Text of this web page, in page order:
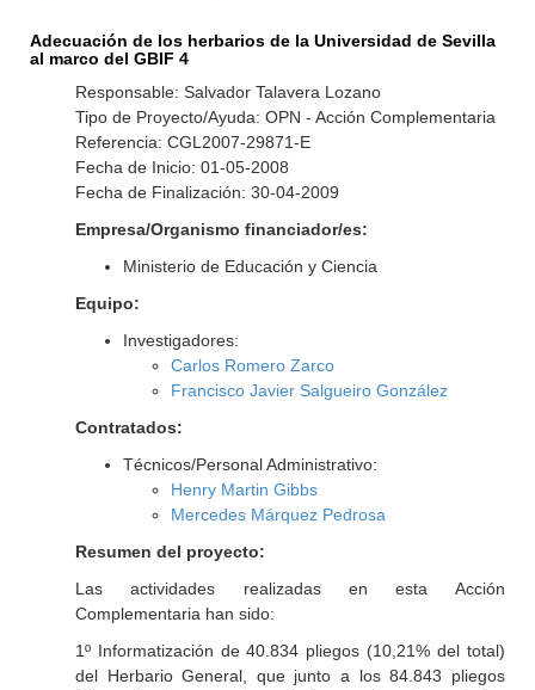
Adecuación de los herbarios de la Universidad de Sevilla
al marco del GBIF 4
Responsable: Salvador Talavera Lozano
Tipo de Proyecto/Ayuda: OPN - Acción Complementaria
Referencia: CGL2007-29871-E
Fecha de Inicio: 01-05-2008
Fecha de Finalización: 30-04-2009
Empresa/Organismo financiador/es:
Ministerio de Educación y Ciencia
Equipo:
Investigadores:
Carlos Romero Zarco
Francisco Javier Salgueiro González
Contratados:
Técnicos/Personal Administrativo:
Henry Martin Gibbs
Mercedes Márquez Pedrosa
Resumen del proyecto:
Las actividades realizadas en esta Acción
Complementaria han sido:
1º Informatización de 40.834 pliegos (10,21% del total)
del Herbario General, que junto a los 84.843 pliegos